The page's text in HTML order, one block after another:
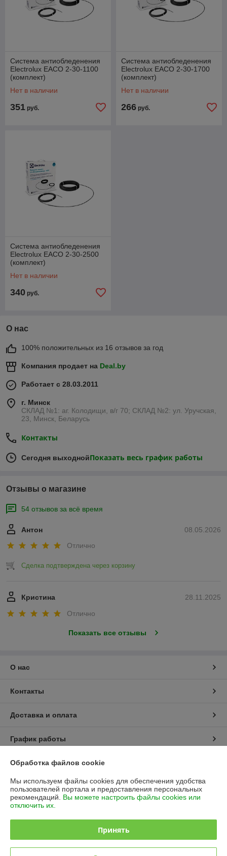
Система антиобледенения
Electrolux EACO 2-30-1100
(комплект)
Нет в наличии
351 руб.
Система антиобледенения
Electrolux EACO 2-30-1700
(комплект)
Нет в наличии
266 руб.
Система антиобледенения
Electrolux EACO 2-30-2500
(комплект)
Нет в наличии
340 руб.
О нас
100% положительных из 16 отзывов за год
Компания продает на Deal.by
Работает с 28.03.2011
г. Минск
СКЛАД №1: аг. Колодищи, в/г 70; СКЛАД №2: ул. Уручская,
23, Минск, Беларусь
Контакты
Сегодня выходнойПоказать весь график работы
Отзывы о магазине
54 отзывов за всё время
08.05.2026
Антон
Отлично
Сделка подтверждена через корзину
28.11.2025
Кристина
Отлично
Показать все отзывы
О нас
Контакты
Доставка и оплата
График работы
Полная версия сайта
Политика обработки cookies
Сайт создан на платформе Deal.by
Обработка файлов cookie
Мы используем файлы cookies для обеспечения удобства
пользователей портала и предоставления персональных
рекомендаций. Вы можете настроить файлы cookies или
отключить их.
Принять